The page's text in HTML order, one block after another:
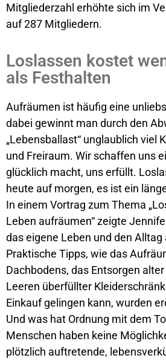
Mitgliederzahl erhöhte sich im
auf 287 Mitgliedern.
Loslassen kostet
als Festhalten
Aufräumen ist häufig eine
dabei gewinnt man durch den
„Lebensballast“ unglaublich viel
und Freiraum. Wir schaffen uns
glücklich macht, uns erfüllt.
heute auf morgen, es ist ein
In einem Vortrag zum Thema
Leben aufräumen“ zeigte
das eigene Leben und den
Praktische Tipps, wie das
Dachbodens, das Entsorgen
Leeren überfüllter
Einkauf gelingen kann, wurden
Und was hat Ordnung mit dem
Menschen haben keine
plötzlich auftretende,